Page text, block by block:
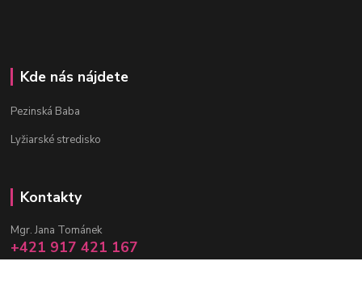
Kde nás nájdete
Pezinská Baba
Lyžiarské stredisko
Kontakty
Mgr. Jana Tománek
+421 917 421 167
(Po-Pia, 10 -17 hod.)